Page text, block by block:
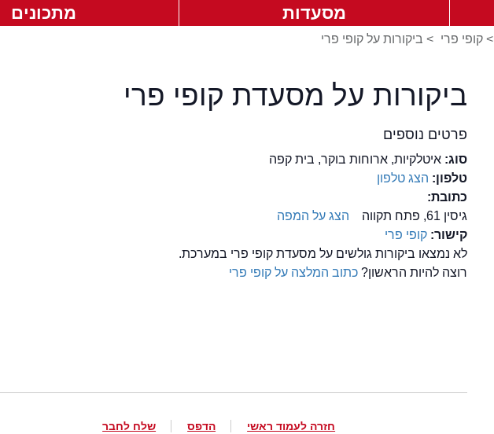
מסעדות מתכונים
> קופי פרי > ביקורות על קופי פרי
ביקורות על מסעדת קופי פרי
פרטים נוספים
סוג:איטלקיות, ארוחות בוקר, בית קפה
טלפון: הצג טלפון
כתובת:
גיסין 61, פתח תקווה
הצג על המפה
קישור:קופי פרי
לא נמצאו ביקורות גולשים על מסעדת קופי פרי במערכת.
רוצה להיות הראשון?כתוב המלצה על קופי פרי
חזרה לעמוד ראשי הדפס שלח לחבר